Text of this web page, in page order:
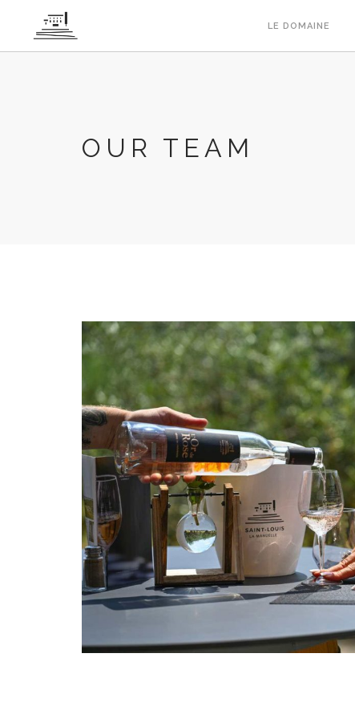
LE DOMAINE
OUR TEAM
Panneau de gestion des cookies